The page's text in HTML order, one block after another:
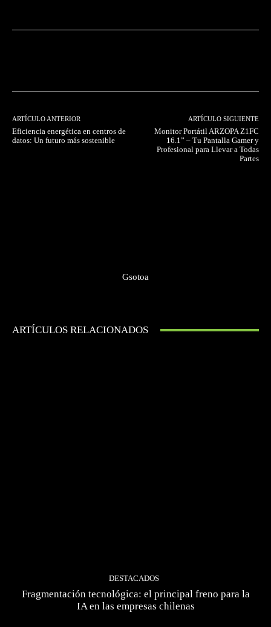
ARTÍCULO ANTERIOR
Eficiencia energética en centros de
datos: Un futuro más sostenible
ARTÍCULO SIGUIENTE
Monitor Portátil ARZOPA Z1FC
16.1” – Tu Pantalla Gamer y
Profesional para Llevar a Todas
Partes
Gsotoa
ARTÍCULOS RELACIONADOS
DESTACADOS
Fragmentación tecnológica: el principal freno para la
IA en las empresas chilenas